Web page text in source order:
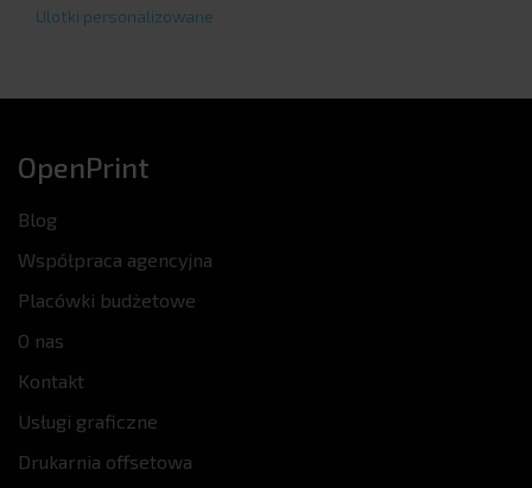
Ulotki personalizowane
OpenPrint
Blog
Współpraca agencyjna
Placówki budżetowe
O nas
Kontakt
Usługi graficzne
Drukarnia offsetowa